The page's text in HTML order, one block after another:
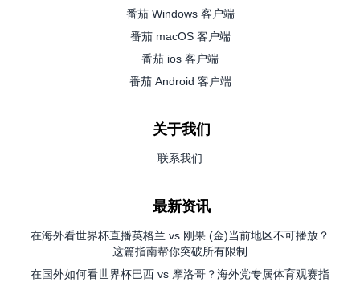
番茄 Windows 客户端
番茄 macOS 客户端
番茄 ios 客户端
番茄 Android 客户端
关于我们
联系我们
最新资讯
在海外看世界杯直播英格兰 vs 刚果 (金)当前地区不可播放？
这篇指南帮你突破所有限制
在国外如何看世界杯巴西 vs 摩洛哥？海外党专属体育观赛指